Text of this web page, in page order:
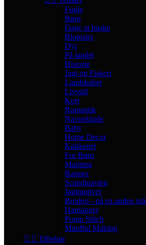
Fugle
Børn
Dage at huske
Blomster
Dyr
På landet
Historie
Jagt og Fiskeri
Landskabet
Livsstil
Kort
Romantik
Navneklude
Baby
Home Decor
Køkkenet
For Børn
Maritimt
Bamser
Scandinavien
Jagtmotiver
Broderi - på en anden
Hardanger
Pomp Stitch
Mindful Making
  Tilbehør